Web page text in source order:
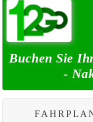
Buchen Sie
-